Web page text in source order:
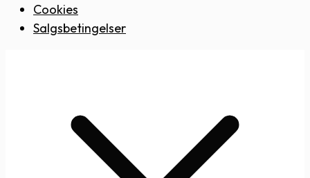
Cookies
Salgsbetingelser